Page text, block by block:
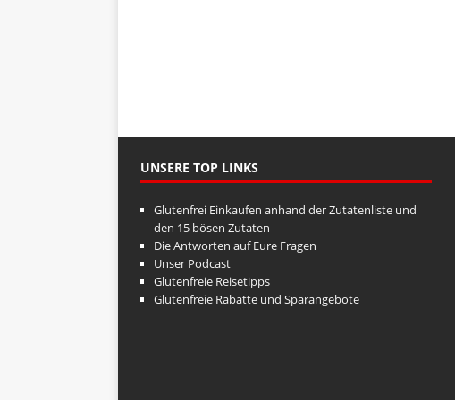
UNSERE TOP LINKS
Glutenfrei Einkaufen anhand der Zutatenliste und
den 15 bösen Zutaten
Die Antworten auf Eure Fragen
Unser Podcast
Glutenfreie Reisetipps
Glutenfreie Rabatte und Sparangebote